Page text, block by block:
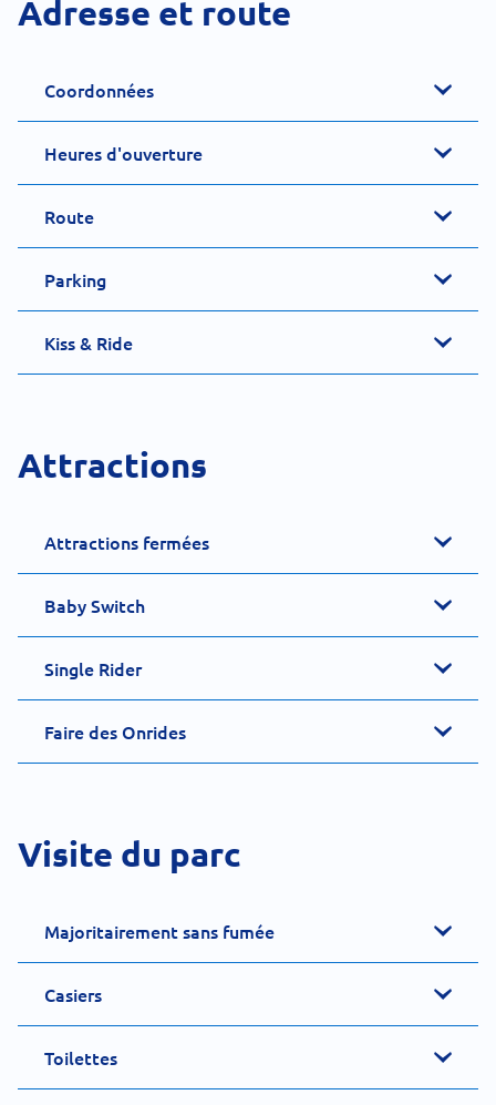
Adresse et route
Coordonnées
Heures d'ouverture
Route
Parking
Kiss & Ride
Attractions
Attractions fermées
Baby Switch
Single Rider
Faire des Onrides
Visite du parc
Majoritairement sans fumée
Casiers
Toilettes